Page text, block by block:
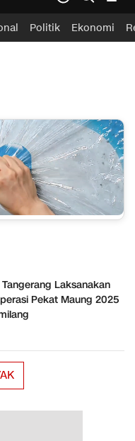
Politik Ekonomi
Laksanakan
Pekat Maung 2025